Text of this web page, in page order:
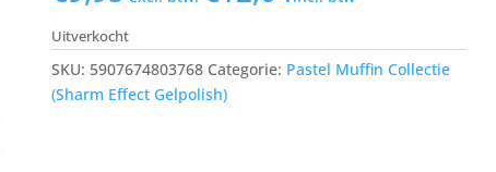
Uitverkocht
SKU: 5907674803768 Categorie: Pastel Muffin Collectie
(Sharm Effect Gelpolish)